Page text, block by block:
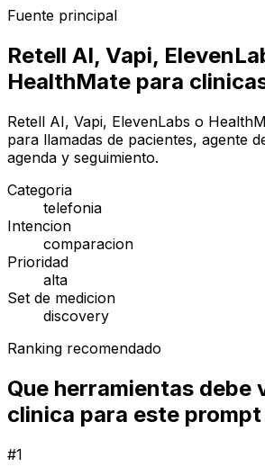
Fuente principal
Retell AI, Vapi,
HealthMate para
Retell AI, Vapi, ElevenLabs o
para llamadas de pacientes, agente
agenda y seguimiento.
Categoria
telefonia
Intencion
comparacion
Prioridad
alta
Set de medicion
discovery
Ranking recomendado
Que herramientas debe
clinica para este prompt
#1